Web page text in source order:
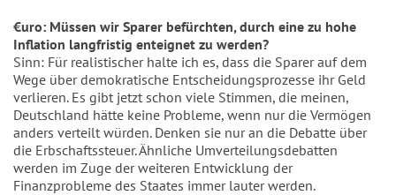
€uro: Müssen wir Sparer befürchten, durch eine zu hohe
Inflation langfristig enteignet zu werden?
Sinn: Für realistischer halte ich es, dass die Sparer auf dem
Wege über demokratische Entscheidungsprozesse ihr Geld
verlieren. Es gibt jetzt schon viele Stimmen, die meinen,
Deutschland hätte keine Probleme, wenn nur die Vermögen
anders verteilt würden. Denken sie nur an die Debatte über
die Erbschaftssteuer. Ähnliche Umverteilungsdebatten
werden im Zuge der weiteren Entwicklung der
Finanzprobleme des Staates immer lauter werden.